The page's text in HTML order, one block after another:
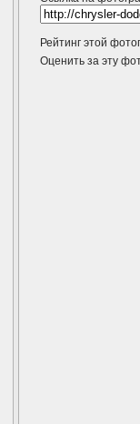
Рейтинг этой
Оценить за эту